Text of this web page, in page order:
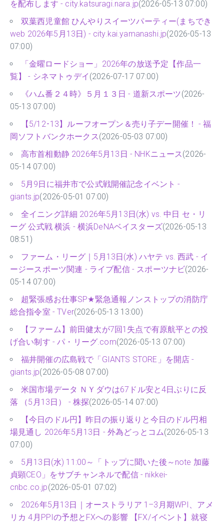
を配布します - city.katsuragi.nara.jp(2026-05-13 07:00)
双葉西児童館 ひんやりスイーツパーティー(まちでき
web 2026年5月13日) - city.kai.yamanashi.jp(2026-05-13
07:00)
「金曜ロードショー」2026年の放送予定【作品一
覧】 - シネマトゥデイ (2026-07-17 07:00)
《ハム番２４時》５月１３日 - 道新スポーツ(2026-
05-13 07:00)
【5/12･13】ルーフオープン＆売り子デー開催！ - 福
岡ソフトバンクホークス(2026-05-03 07:00)
高市首相動静 2026年5月13日 - NHKニュース(2026-
05-14 07:00)
5月9日に福井市で公式戦開催記念イベント -
giants.jp(2026-05-01 07:00)
全イニング詳細 2026年5月13日(水) vs. 中日 セ・リ
ーグ 公式戦 横浜 - 横浜DeNAベイスターズ(2026-05-13
08:51)
ファーム・リーグ｜5月13日(水) ハヤテ vs. 西武 - イ
ージースポーツ関連 - ライブ配信 - スポーツナビ(2026-
05-14 07:00)
超緊張感お仕事SP★緊急通報ノンストップの消防庁
総合指令室 - TVer(2026-05-13 13:00)
【ファーム】前田健太が7回1失点で有原航平との投
げ合い制す - パ・リーグ.com(2026-05-13 07:00)
福井開催の広島戦で「GIANTS STORE」を開店 -
giants.jp(2026-05-08 07:00)
米国市場データ ＮＹダウは67ドル安と4日ぶりに反
落 （5月13日） - 株探(2026-05-14 07:00)
【今日のドル円】昨日の振り返りと今日のドル円相
場見通し 2026年5月13日 - 外為どっとコム(2026-05-13
07:00)
5月13日(水) 11:00～「トップに聞いた後～note 加藤
貞顕CEO」をサブチャンネルで配信 - nikkei-
cnbc.co.jp(2026-05-01 07:02)
2026年5月13日｜オーストラリア 1–3月期WPI、アメ
リカ 4月PPIの予想とFXへの影響 【FX/イベント】就寝